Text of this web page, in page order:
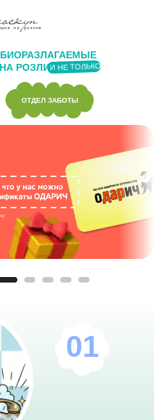
РОЗЛИВ
ОТДЕЛ ЗАБОТЫ
И НЕ ТОЛЬКО
01